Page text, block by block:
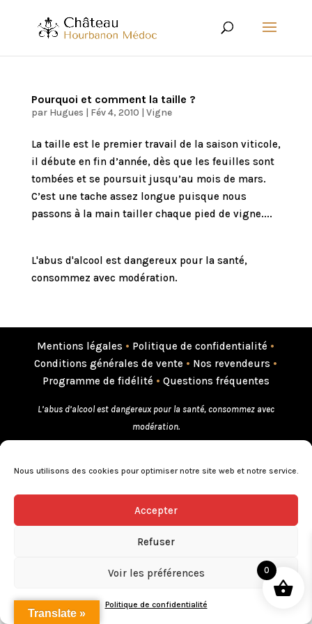
Nous utilisons des cookies pour optimiser notre site web et notre service.
Accepter
Refuser
Voir les préférences
Politique de confidentialité
Pourquoi et comment la taille ?
par Hugues | Fév 4, 2010 | Vigne
La taille est le premier travail de la saison viticole,
il débute en fin d’année, dès que les feuilles sont
tombées et se poursuit jusqu’au mois de mars.
C’est une tache assez longue puisque nous
passons à la main tailler chaque pied de vigne....
L'abus d'alcool est dangereux pour la santé,
consommez avec modération.
Mentions légales • Politique de confidentialité •
Conditions générales de vente • Nos revendeurs •
Programme de fidélité • Questions fréquentes
L’abus d’alcool est dangereux pour la santé, consommez avec
modération.
Translate »
0